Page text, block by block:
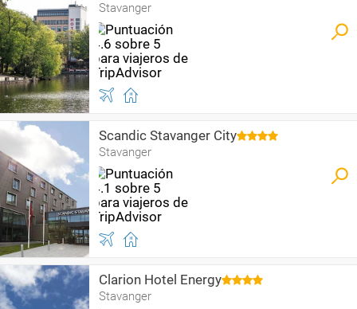
Stavanger
Scandic Stavanger City
Stavanger
Clarion Hotel Energy
Stavanger